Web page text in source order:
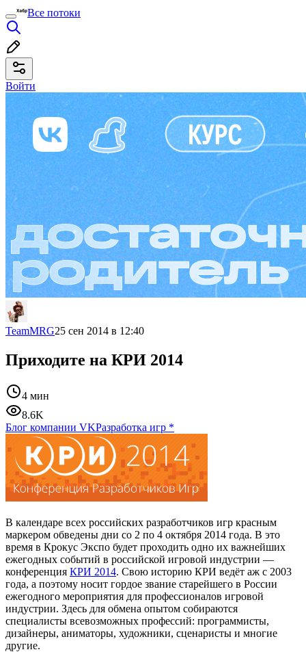
Все потоки
Войти
TeamMRG25 сен 2014 в 12:40
Приходите на КРИ 2014
4 мин
8.6K
Блог компании VKРазработка игр *
В календаре всех российских разработчиков игр красным
маркером обведены дни со 2 по 4 октября 2014 года. В это
время в Крокус Экспо будет проходить одно их важнейших
ежегодных событий в российской игровой индустрии —
конференция КРИ 2014. Свою историю КРИ ведёт аж с 2003
года, а поэтому носит гордое звание старейшего в России
ежегодного мероприятия для профессионалов игровой
индустрии. Здесь для обмена опытом собираются
специалисты всевозможных профессий: программисты,
дизайнеры, аниматоры, художники, сценаристы и многие
другие.